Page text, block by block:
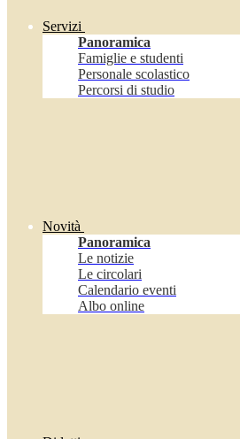
Servizi
Panoramica
Famiglie e studenti
Personale scolastico
Percorsi di studio
Novità
Panoramica
Le notizie
Le circolari
Calendario eventi
Albo online